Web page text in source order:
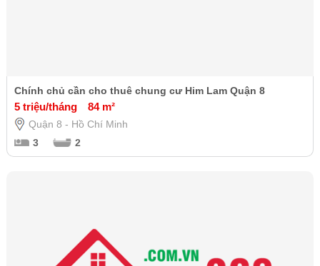
Chính chủ cần cho thuê chung cư Him Lam Quận 8
5 triệu/tháng 84 m²
Quận 8 - Hồ Chí Minh
3
2